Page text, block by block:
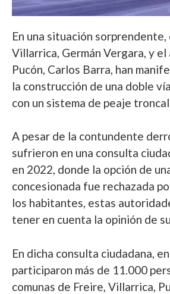
En una situación
Villarrica, Germán Vergara, y el
Pucón, Carlos Barra, han
la construcción de una doble
con un sistema de peaje
A pesar de la contundente
sufrieron en una consulta
en 2022, donde la opción de
concesionada fue rechazada
los habitantes, estas
tener en cuenta la opinión de
En dicha consulta ciudadana,
participaron más de 11.000
comunas de Freire, Villarrica,